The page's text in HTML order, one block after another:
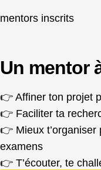
mentors inscrits
Un mentor
👉 Affiner ton projet
👉 Faciliter ta
👉 Mieux
examens
👉 T’écouter, te